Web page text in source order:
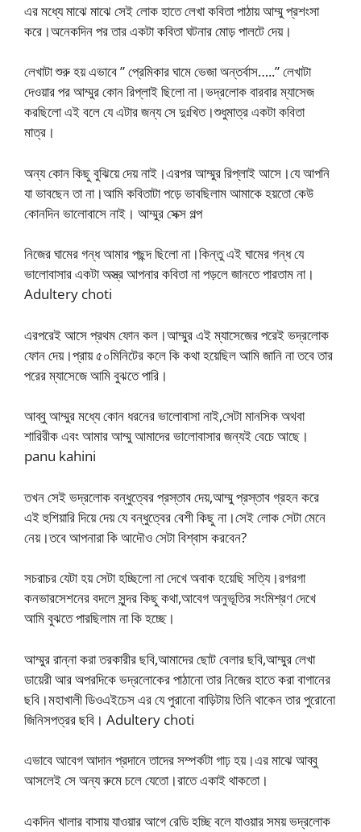
এর মধ্যে মাঝে মাঝে সেই লোক হাতে লেখা কবিতা পাঠায় আম্মু প্রশংসা
করে।অনেকদিন পর তার একটা কবিতা ঘটনার মোড় পালটে দেয়।
লেখাটা শুরু হয় এভাবে ” প্রেমিকার ঘামে ভেজা অন্তর্বাস…..” লেখাটা
দেওয়ার পর আম্মুর কোন রিপ্লাই ছিলো না।ভদ্রলোক বারবার ম্যাসেজ
করছিলো এই বলে যে এটার জন্য সে দুঃখিত।শুধুমাত্র একটা কবিতা
মাত্র।
অন্য কোন কিছু বুঝিয়ে দেয় নাই।এরপর আম্মুর রিপ্লাই আসে।যে আপনি
যা ভাবছেন তা না।আমি কবিতাটা পড়ে ভাবছিলাম আমাকে হয়তো কেউ
কোনদিন ভালোবাসে নাই। আম্মুর সেক্স গল্প
নিজের ঘামের গন্ধ আমার পছন্দ ছিলো না।কিন্তু এই ঘামের গন্ধ যে
ভালোবাসার একটা অস্ত্র আপনার কবিতা না পড়লে জানতে পারতাম না।
Adultery choti
এরপরেই আসে প্রথম ফোন কল।আম্মুর এই ম্যাসেজের পরেই ভদ্রলোক
ফোন দেয়।প্রায় ৫০মিনিটের কলে কি কথা হয়েছিল আমি জানি না তবে তার
পরের ম্যাসেজে আমি বুঝতে পারি।
আব্বু আম্মুর মধ্যে কোন ধরনের ভালোবাসা নাই,সেটা মানসিক অথবা
শারিরীক এবং আমার আম্মু আমাদের ভালোবাসার জন্যই বেচে আছে।
panu kahini
তখন সেই ভদ্রলোক বন্ধুত্বের প্রস্তাব দেয়,আম্মু প্রস্তাব গ্রহন করে
এই হুশিয়ারি দিয়ে দেয় যে বন্ধুত্বের বেশী কিছু না।সেই লোক সেটা মেনে
নেয়।তবে আপনারা কি আদৌও সেটা বিশ্বাস করবেন?
সচরাচর যেটা হয় সেটা হচ্ছিলো না দেখে অবাক হয়েছি সত্যি।রগরগা
কনভারসেশনের বদলে সুন্দর কিছু কথা,আবেগ অনুভূতির সংমিশ্রণ দেখে
আমি বুঝতে পারছিলাম না কি হচ্ছে।
আম্মুর রান্না করা তরকারীর ছবি,আমাদের ছোট বেলার ছবি,আম্মুর লেখা
ডায়েরী আর অপরদিকে ভদ্রলোকের পাঠানো তার নিজের হাতে করা বাগানের
ছবি।মহাখালী ডিওএইচেস এর যে পুরানো বাড়িটায় তিনি থাকেন তার পুরোনো
জিনিসপত্রর ছবি। Adultery choti
এভাবে আবেগ আদান প্রদানে তাদের সম্পর্কটা গাঢ় হয়।এর মাঝে আব্বু
আসলেই সে অন্য রুমে চলে যেতো।রাতে একাই থাকতো।
একদিন খালার বাসায় যাওয়ার আগে রেডি হচ্ছি বলে যাওয়ার সময় ভদ্রলোক